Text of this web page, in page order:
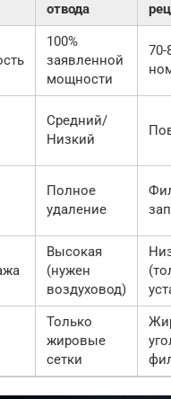
отвода
100%
заявленной
мощности
70-
Средний/
Низкий
Полное
удаление
Высокая
(нужен
воздуховод)
Только
жировые
сетки